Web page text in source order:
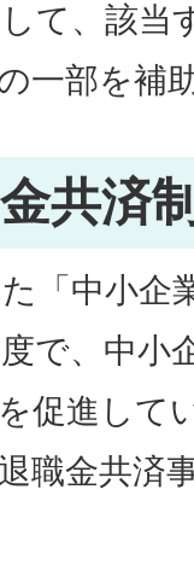
て、該当
一部を補
共済
「中小企
で、中小
促進して
職金共済